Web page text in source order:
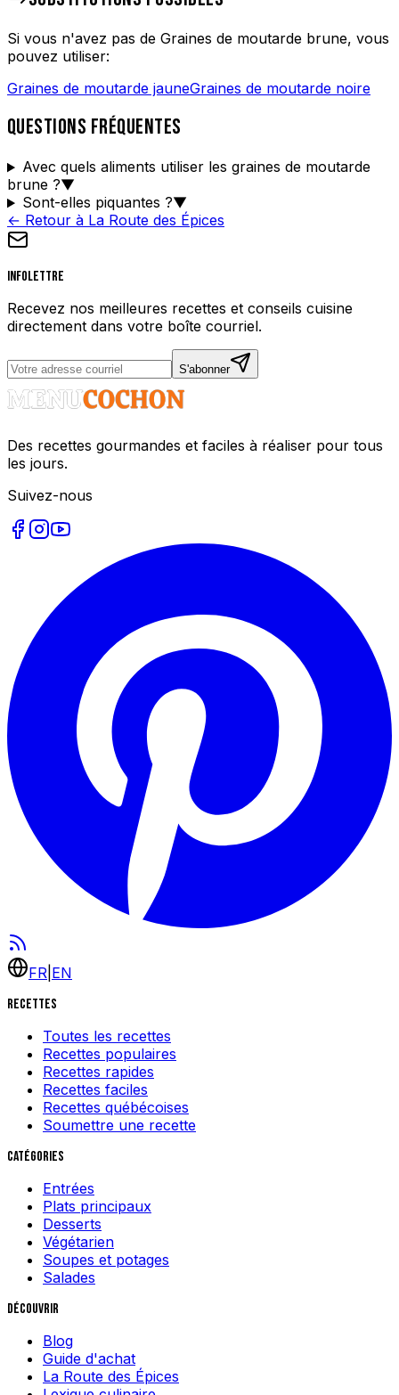
Si vous n'avez pas de Graines de moutarde brune, vous
pouvez utiliser:
Graines de moutarde jauneGraines de moutarde noire
QUESTIONS FRÉQUENTES
Avec quels aliments utiliser les graines de moutarde
brune ?▼
Sont-elles piquantes ?▼
← Retour à La Route des Épices
Infolettre
Recevez nos meilleures recettes et conseils cuisine
directement dans votre boîte courriel.
S'abonner
Des recettes gourmandes et faciles à réaliser pour tous
les jours.
Suivez-nous
FR EN
Recettes
Toutes les recettes
Recettes populaires
Recettes rapides
Recettes faciles
Recettes québécoises
Soumettre une recette
Catégories
Entrées
Plats principaux
Desserts
Végétarien
Soupes et potages
Salades
Découvrir
Blog
Guide d'achat
La Route des Épices